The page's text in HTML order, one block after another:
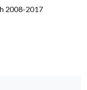
2008-2017